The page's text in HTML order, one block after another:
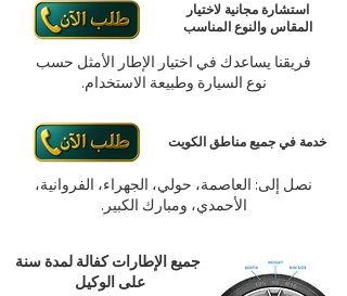
استشارة مجانية لاختيار
المقاس والنوع المناسب
فريقنا يساعدك في اختيار الإطار الأمثل حسب
نوع السيارة وطبيعة الاستخدام.
خدمة في جميع مناطق الكويت
نصل إلى: العاصمة، حولي، الجهراء، الفروانية،
الأحمدي، ومبارك الكبير.
جميع الإطارات كفالة لمدة سنة
على الوكيل